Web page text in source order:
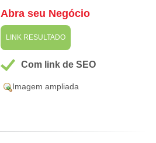
Abra seu Negócio
LINK RESULTADO
Com link de SEO
Imagem ampliada